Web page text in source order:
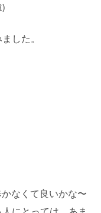
)
した。
なくて良いかな〜